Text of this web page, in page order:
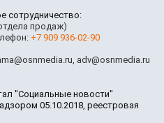
сотрудничество:
продаж)
+7 909 936-02-90
, adv@osnmedia.ru
"Социальные новости"
05.10.2018, реестровая